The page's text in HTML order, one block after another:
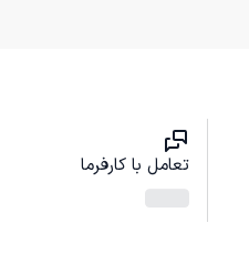
تعامل با کارفرما